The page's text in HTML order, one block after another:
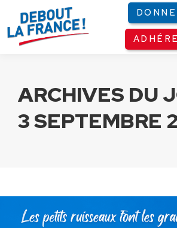
ARCHIVES DU
3 SEPTEMBRE
Mistral : La France se
Panneau de gestion des cookies